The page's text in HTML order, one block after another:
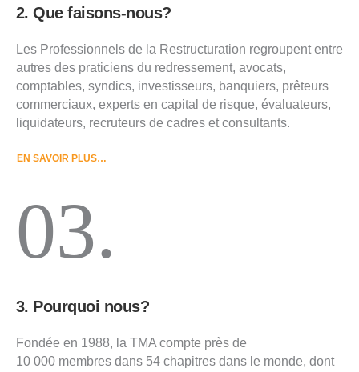
2. Que faisons-nous?
Les Professionnels de la Restructuration regroupent entre
autres des praticiens du redressement, avocats,
comptables, syndics, investisseurs, banquiers, prêteurs
commerciaux, experts en capital de risque, évaluateurs,
liquidateurs, recruteurs de cadres et consultants.
EN SAVOIR PLUS…
03.
3. Pourquoi nous?
Fondée en 1988, la TMA compte près de
10 000 membres dans 54 chapitres dans le monde, dont